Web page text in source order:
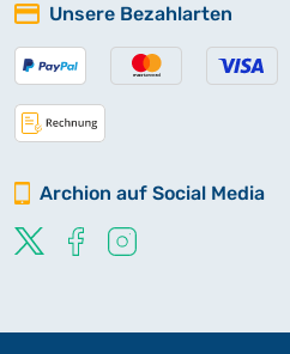
Unsere Bezahlarten
Archion auf Social Media